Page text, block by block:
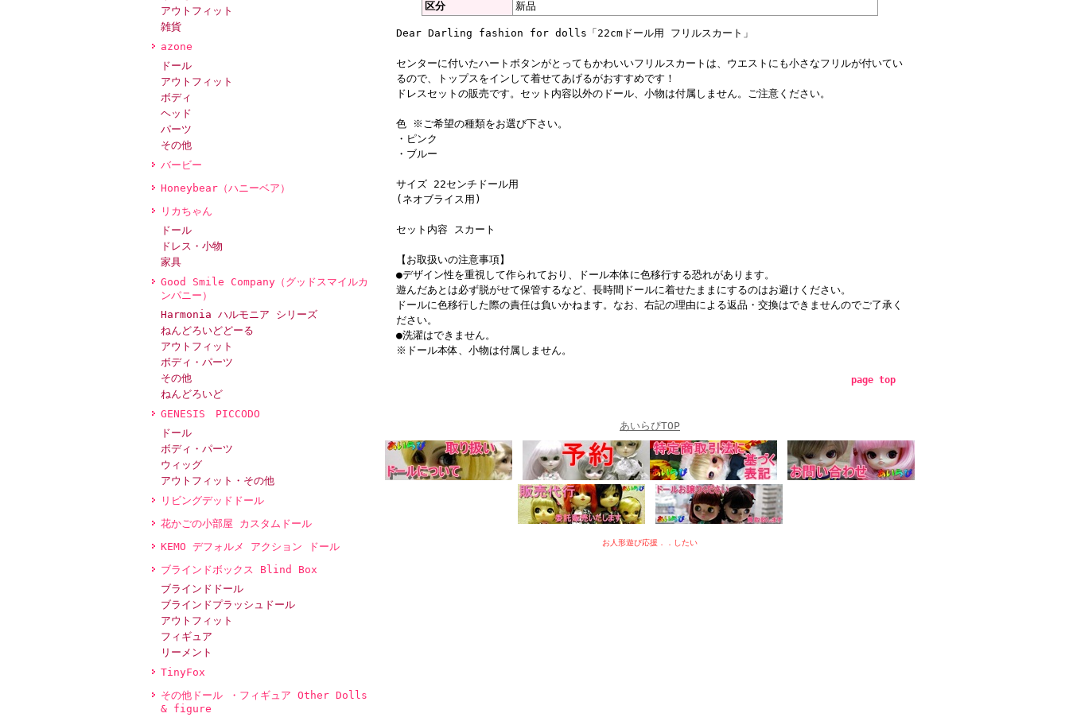
アウトフィット
雑貨
azone
ドール
アウトフィット
ボディ
ヘッド
パーツ
その他
バービー
Honeybear（ハニーベア）
リカちゃん
ドール
ドレス・小物
家具
Good Smile Company（グッドスマイルカ
ンパニー）
Harmonia ハルモニア シリーズ
ねんどろいどどーる
アウトフィット
ボディ・パーツ
その他
ねんどろいど
GENESIS PICCODO
ドール
ボディ・パーツ
ウィッグ
アウトフィット・その他
リビングデッドドール
花かごの小部屋 カスタムドール
KEMO デフォルメ アクション ドール
ブラインドボックス Blind Box
ブラインドドール
ブラインドプラッシュドール
アウトフィット
フィギュア
リーメント
TinyFox
その他ドール ・フィギュア Other Dolls
& figure
区分
新品
Dear Darling fashion for dolls「22cmドール用 フリルスカート」
センターに付いたハートボタンがとってもかわいいフリルスカートは、ウエストにも小さなフリルが付いてい
るので、トップスをインして着せてあげるがおすすめです！
ドレスセットの販売です。セット内容以外のドール、小物は付属しません。ご注意ください。
色 ※ご希望の種類をお選び下さい。
・ピンク
・ブルー
サイズ 22センチドール用
(ネオブライス用)
セット内容 スカート
【お取扱いの注意事項】
●デザイン性を重視して作られており、ドール本体に色移行する恐れがあります。
遊んだあとは必ず脱がせて保管するなど、長時間ドールに着せたままにするのはお避けください。
ドールに色移行した際の責任は負いかねます。なお、右記の理由による返品・交換はできませんのでご了承く
ださい。
●洗濯はできません。
※ドール本体、小物は付属しません。
page top
あいらぴTOP
お人形遊び応援．．したい